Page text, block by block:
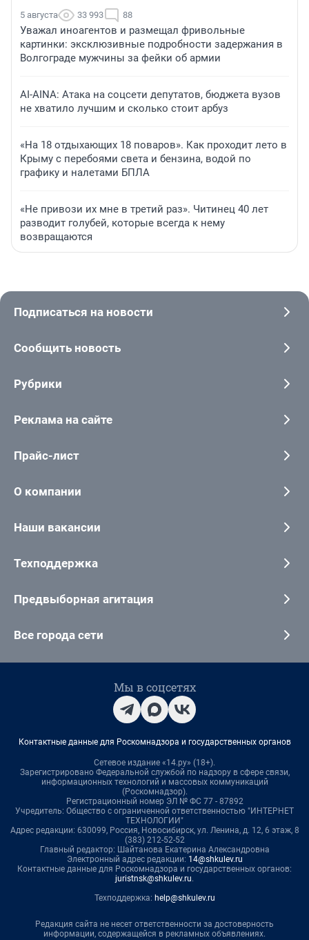
5 августа 33 993 88
Уважал иноагентов и размещал фривольные
картинки: эксклюзивные подробности задержания в
Волгограде мужчины за фейки об армии
AI-AINA: Атака на соцсети депутатов, бюджета вузов
не хватило лучшим и сколько стоит арбуз
«На 18 отдыхающих 18 поваров». Как проходит лето в
Крыму с перебоями света и бензина, водой по
графику и налетами БПЛА
«Не привози их мне в третий раз». Читинец 40 лет
разводит голубей, которые всегда к нему
возвращаются
Подписаться на новости
Сообщить новость
Рубрики
Реклама на сайте
Прайс-лист
О компании
Наши вакансии
Техподдержка
Предвыборная агитация
Все города сети
Мы в соцсетях
Контактные данные для Роскомнадзора и государственных органов
Сетевое издание «14.ру» (18+).
Зарегистрировано Федеральной службой по надзору в сфере связи,
информационных технологий и массовых коммуникаций
(Роскомнадзор).
Регистрационный номер ЭЛ № ФС 77 - 87892
Учредитель: Общество с ограниченной ответственностью "ИНТЕРНЕТ
ТЕХНОЛОГИИ"
Адрес редакции: 630099, Россия, Новосибирск, ул. Ленина, д. 12, 6 этаж, 8
(383) 212-52-52
Главный редактор: Шайтанова Екатерина Александровна
Электронный адрес редакции: 14@shkulev.ru
Контактные данные для Роскомнадзора и государственных органов:
juristnsk@shkulev.ru.
Техподдержка: help@shkulev.ru
Редакция сайта не несет ответственности за достоверность
информации, содержащейся в рекламных объявлениях.